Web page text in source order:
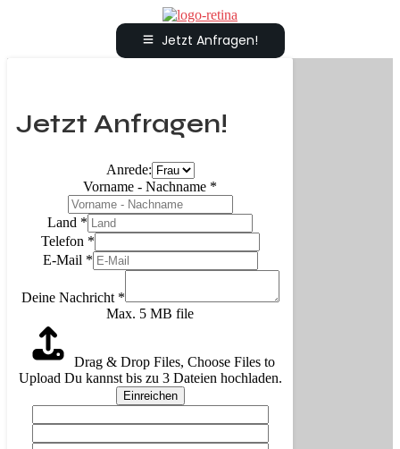
Jetzt Anfragen!
Jetzt Anfragen!
Anrede:
Vorname - Nachname *
Land *
Telefon *
E-Mail *
Deine Nachricht *
Max. 5 MB file
Drag & Drop Files, Choose Files to
Upload Du kannst bis zu 3 Dateien hochladen.
Einreichen